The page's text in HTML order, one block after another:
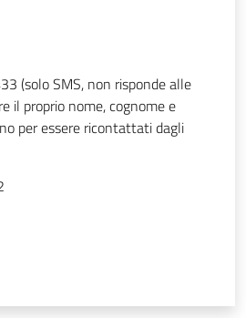
(solo SMS, non risponde alle
il proprio nome, cognome e
per essere ricontattati dagli